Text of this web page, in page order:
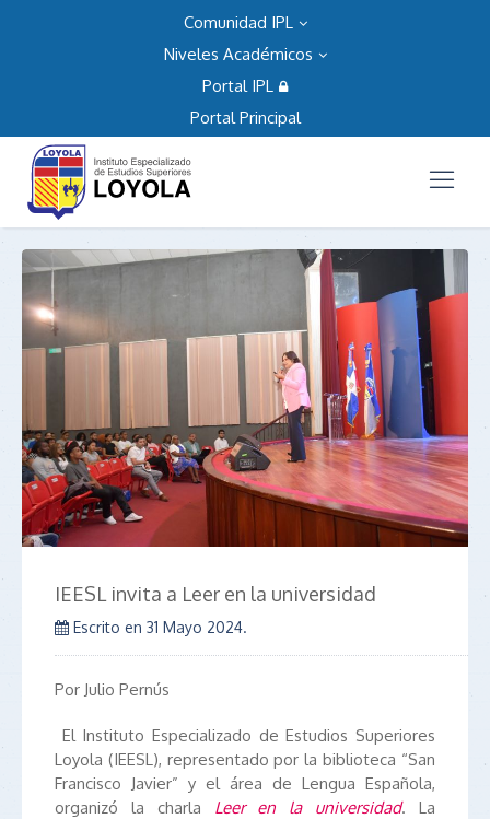
Comunidad IPL
Niveles Académicos
Portal IPL
Portal Principal
IEESL invita a Leer en la universidad
Escrito en 31 Mayo 2024.
Por Julio Pernús
El Instituto Especializado de Estudios Superiores
Loyola (IEESL), representado por la biblioteca “San
Francisco Javier” y el área de Lengua Española,
organizó la charla Leer en la universidad. La